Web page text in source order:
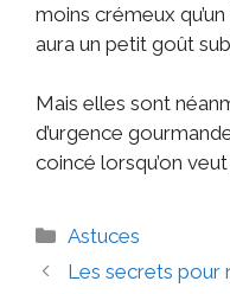
moins crémeux
aura un petit goût
Mais elles sont
d’urgence
coincé lorsqu’on
Astuces
Les secrets pour